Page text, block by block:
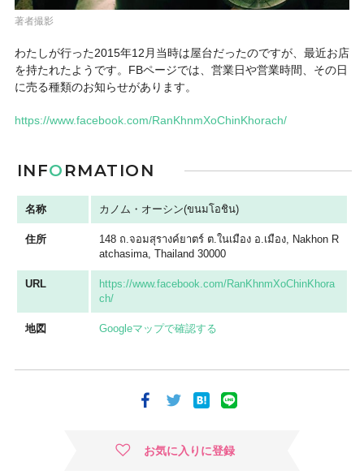
著者撮影
わたしが行った2015年12月当時は屋台だったのですが、最近お店
を持たれたようです。FBページでは、営業日や営業時間、その日
に売る種類のお知らせがあります。
https://www.facebook.com/RanKhnmXoChinKhorach/
INFO RMATION
名称 カノム・オーシン(ขนมโอชิน)
住所
148 ถ.จอมสุรางค์ยาตร์ ต.ในเมือง อ.เมือง, Nakhon R
atchasima, Thailand 30000
URL
https://www.facebook.com/RanKhnmXoChinKhora
ch/
地図 Googleマップで確認する
お気に入りに登録